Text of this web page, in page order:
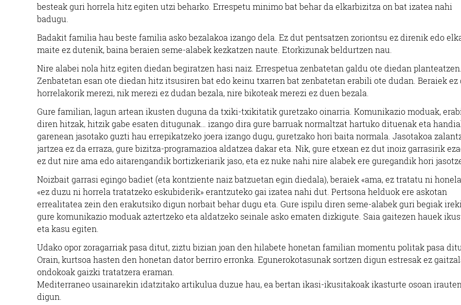
besteak guri horrela hitz egiten utzi beharko. Errespetu minimo bat behar da elkarbizitza on bat izatea nahi
badugu.
Badakit familia hau beste familia asko bezalakoa izango dela. Ez dut pentsatzen zoriontsu ez direnik edo
maite ez dutenik, baina beraien seme-alabek kezkatzen naute. Etorkizunak beldurtzen nau.
Nire alabei nola hitz egiten diedan begiratzen hasi naiz. Errespetua zenbatetan galdu ote diedan planteatzen.
Zenbatetan esan ote diedan hitz itsusiren bat edo keinu txarren bat zenbatetan erabili ote dudan. Beraiek ez
horrelakorik merezi, nik merezi ez dudan bezala, nire bikoteak merezi ez duen bezala.
Gure familian, lagun artean ikusten duguna da txiki-txikitatik guretzako oinarria. Komunikazio moduak,
diren hitzak, hitzik gabe esaten ditugunak… izango dira gure barruak normaltzat hartuko dituenak eta
garenean jasotako guzti hau errepikatzeko joera izango dugu, guretzako hori baita normala. Jasotakoa
jartzea ez da erraza, gure bizitza-programazioa aldatzea dakar eta. Nik, gure etxean ez dut inoiz garrasirik
ez dut nire ama edo aitarengandik bortizkeriarik jaso, eta ez nuke nahi nire alabek ere guregandik hori
Noizbait garrasi egingo badiet (eta kontziente naiz batzuetan egin diedala), beraiek «ama, ez tratatu ni
«ez duzu ni horrela tratatzeko eskubiderik» erantzuteko gai izatea nahi dut. Pertsona helduok ere askotan
errealitatea zein den erakutsiko digun norbait behar dugu eta. Gure ispilu diren seme-alabek guri begiak
gure komunikazio moduak aztertzeko eta aldatzeko seinale asko ematen dizkigute. Saia gaitezen hauek
eta kasu egiten.
Udako opor zoragarriak pasa ditut, ziztu bizian joan den hilabete honetan familian momentu politak pasa
Orain, kurtsoa hasten den honetan dator berriro erronka. Egunerokotasunak sortzen digun estresak ez
ondokoak gaizki tratatzera eraman.
Mediterraneo usainarekin idatzitako artikulua duzue hau, ea bertan ikasi-ikusitakoak ikasturte osoan irauten
digun.